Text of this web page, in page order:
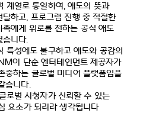
계열로 통일하여,애도의 뜻과
달하고, 프로그램 진행 중 적절한
에게 위로를 전하는 공식 애도
습니다.
특성에도 불구하고 애도와 공감의
이 단순 엔터테인먼트 제공자가
중하는 글로벌 미디어 플랫폼임을
습니다.
로벌 시청자가 신뢰할 수 있는
요소가 되리라 생각됩니다